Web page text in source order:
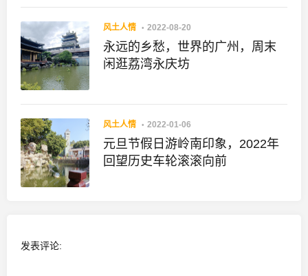
风土人情 2022-08-20
永远的乡愁，世界的广州，周末
闲逛荔湾永庆坊
风土人情 2022-01-06
元旦节假日游岭南印象，2022年
回望历史车轮滚滚向前
发表评论: